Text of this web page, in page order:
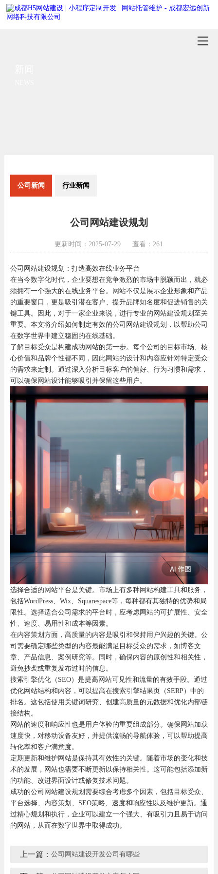
公司新闻 行业新闻
公司网站建设规划
更新时间：2025-07-29 查看：261
公司网站建设规划：打造高效在线业务平台
在当今数字化时代，企业要想在竞争激烈的市场中脱颖而出，就必
须拥有一个强大的在线业务平台。网站不仅是展示企业形象和产品
的重要窗口，更是吸引潜在客户、提升品牌知名度和促进销售的关
键工具。因此，对于一家企业来说，进行专业的网站建设规划至关
重要。本文将介绍如何制定有效的公司网站建设规划，以帮助公司
在数字世界中建立稳固的在线基础。
了解目标受众是构建成功网站的第一步。每个公司的目标市场、核
心价值和品牌个性都不同，因此网站的设计和内容应针对特定受众
的需求来定制。通过深入分析目标客户的偏好、行为习惯和需求，
可以确保网站设计能够吸引并保留这些用户。
选择合适的网站平台是关键。市场上有多种网站构建工具和服务，
包括WordPress、Wix、Squarespace等，每种都有其独特的优势和局
限性。选择适合公司需求的平台时，应考虑网站的可扩展性、安全
性、速度、易用性和成本等因素。
在内容策划方面，高质量的内容是吸引和保持用户兴趣的关键。公
司需要确定哪些类型的内容最能满足目标受众的需求，如博客文
章、产品信息、案例研究等。同时，确保内容的原创性和相关性，
避免抄袭或重复发布过时的信息。
搜索引擎优化（SEO）是提高网站可见性和流量的有效手段。通过
优化网站结构和内容，可以提高在搜索引擎结果页（SERP）中的
排名。这包括使用关键词研究、创建高质量的元数据和优化内部链
接结构。
网站的速度和响应性也是用户体验的重要组成部分。确保网站加载
速度快，对移动设备友好，并提供流畅的导航体验，可以帮助提高
转化率和客户满意度。
定期更新和维护网站是保持其有效性的关键。随着市场的变化和技
术的发展，网站也需要不断更新以保持相关性。这可能包括添加新
的功能、改进界面设计或修复技术问题。
成功的公司网站建设规划需要综合考虑多个因素，包括目标受众、
平台选择、内容策划、SEO策略、速度和响应性以及维护更新。通
过精心规划和执行，企业可以建立一个强大、有吸引力且易于访问
的网站，从而在数字世界中取得成功。
上一篇： 公司网站建设开发公司有哪些